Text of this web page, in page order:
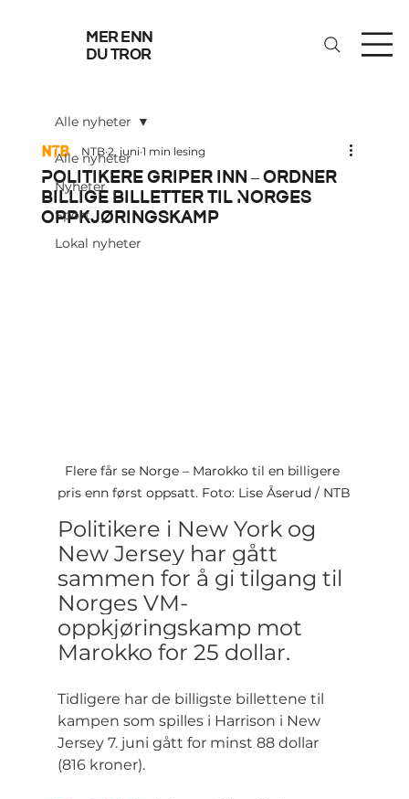
mer enn
du tror
Alle nyheter
Nyheter
Sport
Lokal nyheter
Alle nyheter
Politikere griper inn – ordner
billige billetter til Norges
oppkjøringskamp
NTB 2. juni 1 min lesing
Flere får se Norge – Marokko til en billigere
pris enn først oppsatt. Foto: Lise Åserud / NTB
Politikere i New York og
New Jersey har gått
sammen for å gi tilgang til
Norges VM-
oppkjøringskamp mot
Marokko for 25 dollar.
Tidligere har de billigste billettene til
kampen som spilles i Harrison i New
Jersey 7. juni gått for minst 88 dollar
(816 kroner).